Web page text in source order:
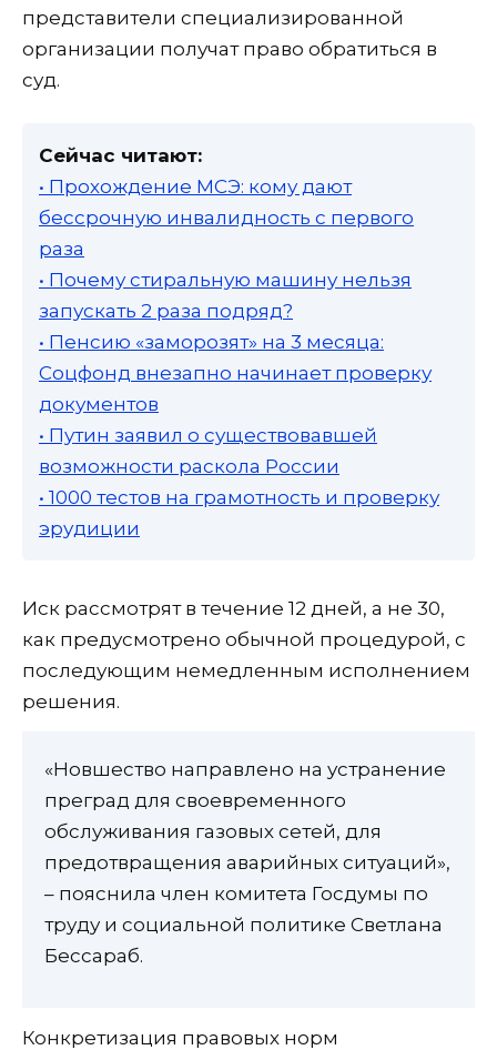
представители специализированной
организации получат право обратиться в
суд.
Сейчас читают:
• Прохождение МСЭ: кому дают
бессрочную инвалидность с первого
раза
• Почему стиральную машину нельзя
запускать 2 раза подряд?
• Пенсию «заморозят» на 3 месяца:
Соцфонд внезапно начинает проверку
документов
• Путин заявил о существовавшей
возможности раскола России
• 1000 тестов на грамотность и проверку
эрудиции
Иск рассмотрят в течение 12 дней, а не 30,
как предусмотрено обычной процедурой, с
последующим немедленным исполнением
решения.
«Новшество направлено на устранение
преград для своевременного
обслуживания газовых сетей, для
предотвращения аварийных ситуаций»,
– пояснила член комитета Госдумы по
труду и социальной политике Светлана
Бессараб.
Конкретизация правовых норм